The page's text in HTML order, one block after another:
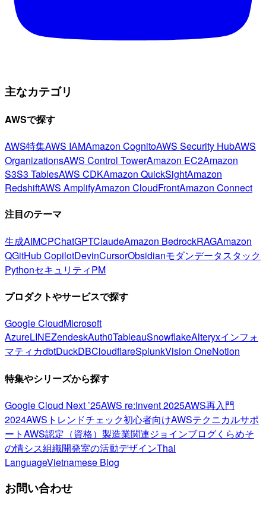
主なカテゴリ
AWSで探す
AWS特集AWS IAMAmazon CognitoAWS Security HubAWS
OrganizationsAWS Control TowerAmazon EC2Amazon
S3S3 TablesAWS CDKAmazon QuickSightAmazon
RedshiftAWS AmplifyAmazon CloudFrontAmazon Connect
注目のテーマ
生成AIMCPChatGPTClaudeAmazon BedrockRAGAmazon
QGitHub CopilotDevinCursorObsidianモダンデータスタック
PythonセキュリティPM
プロダクトやサービスで探す
Google CloudMicrosoft
AzureLINEZendeskAuth0TableauSnowflakeAlteryxインフォ
マティカdbtDuckDBCloudflareSplunkVision OneNotion
特集やシリーズから探す
Google Cloud Next ’25AWS re:Invent 2025AWS再入門
2024AWSトレンドチェック初心者向けAWSテクニカルサポ
ートAWS認定（資格） 製造業関連ジョインブログくらめそ
の情シス組織開発室の活動デザインThai
LanguageVietnamese Blog
お問い合わせ